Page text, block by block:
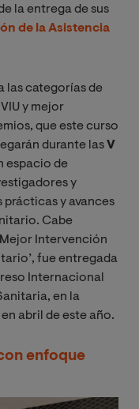
la entrega de sus
de la Asistencia
las categorías de
y mejor
que este curso
durante lasV
espacio de
y
y avances
Cabe
Intervención
fue entregada
Internacional
en la
abril de este año.
enfoque